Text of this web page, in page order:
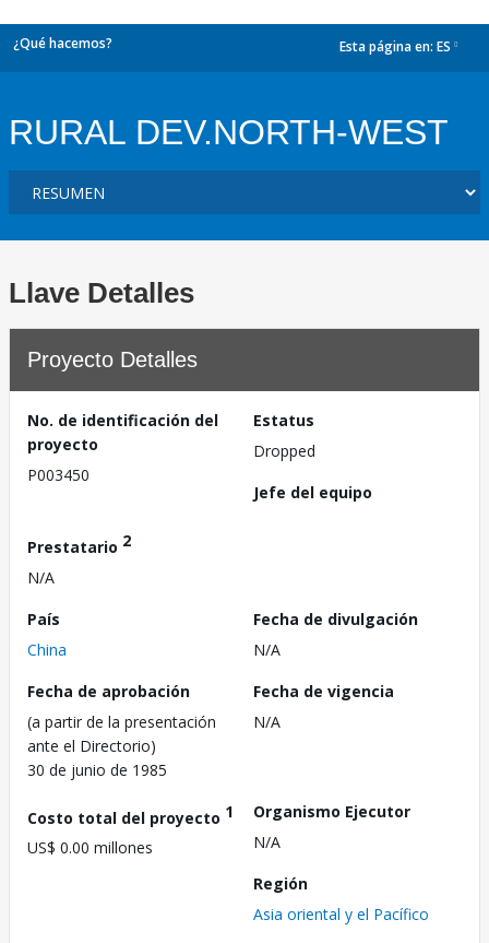
¿Qué hacemos? Esta página en: ES
RURAL DEV.NORTH-WEST
Llave Detalles
Proyecto Detalles
No. de identificación del
proyecto
P003450
Estatus
Dropped
Jefe del equipo
Prestatario 2
N/A
País
China
Fecha de divulgación
N/A
Fecha de aprobación
(a partir de la presentación
ante el Directorio)
30 de junio de 1985
Fecha de vigencia
N/A
Costo total del proyecto 1
US$ 0.00 millones
Organismo Ejecutor
N/A
Región
Asia oriental y el Pacífico